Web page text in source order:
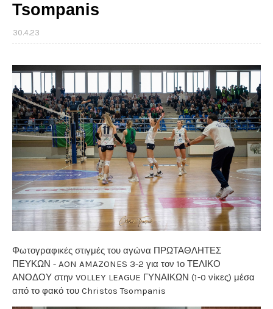
Tsompanis
30.4.23
Φωτογραφικές στιγμές του αγώνα ΠΡΩΤΑΘΛΗΤΕΣ
ΠΕΥΚΩΝ - AON AMAZONES 3-2 για τον 1ο ΤΕΛΙΚΟ
ΑΝΟΔΟΥ στην VOLLEY LEAGUE ΓΥΝΑΙΚΩΝ (1-0 νίκες) μέσα
από το φακό του Christos Tsompanis